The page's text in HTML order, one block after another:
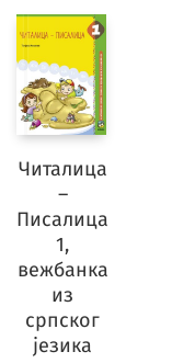
Читалица
–
Писалица
1,
вежбанка
из
српског
језика